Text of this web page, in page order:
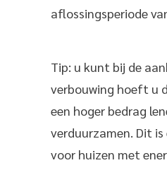
aflossingsperiode
Tip: u kunt bij de
verbouwing hoeft u
een hoger bedrag
verduurzamen. Dit
voor huizen met